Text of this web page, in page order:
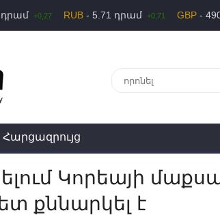
դրամ +0,27 RUB - 5.71 դրամ +0,71 GBP -
Հարցազրույց
Կորեայի
քննարկել է